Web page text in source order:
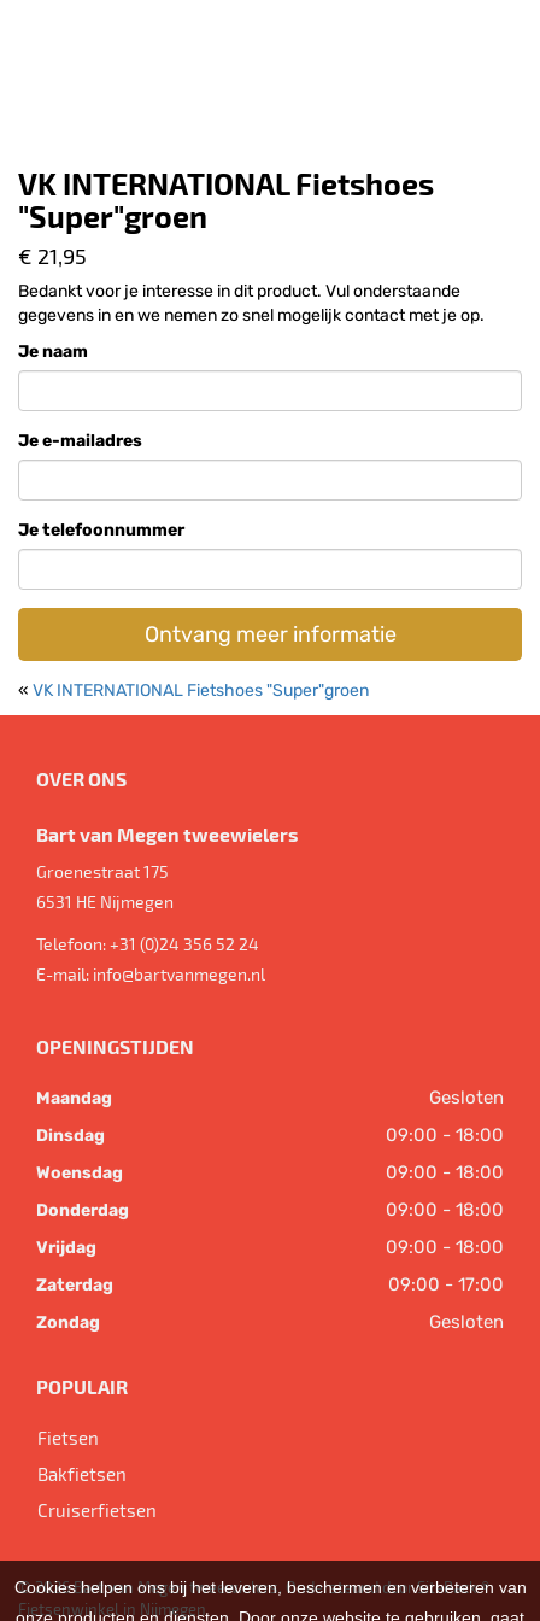
VK INTERNATIONAL Fietshoes
"Super"groen
€ 21,95
Bedankt voor je interesse in dit product. Vul onderstaande
gegevens in en we nemen zo snel mogelijk contact met je op.
Je naam
Je e-mailadres
Je telefoonnummer
Ontvang meer informatie
« VK INTERNATIONAL Fietshoes "Super"groen
OVER ONS
Bart van Megen tweewielers
Groenestraat 175
6531 HE Nijmegen
Telefoon:+31 (0)24 356 52 24
E-mail: info@bartvanmegen.nl
OPENINGSTIJDEN
Maandag Gesloten
Dinsdag 09:00 - 18:00
Woensdag 09:00 - 18:00
Donderdag 09:00 - 18:00
Vrijdag 09:00 - 18:00
Zaterdag 09:00 - 17:00
Zondag Gesloten
POPULAIR
Fietsen
Bakfietsen
Cruiserfietsen
© 2026 Bart van Megen tweewielers. Ondersteund doorSitePack ®
Fietsenwinkel in Nijmegen
Cookies helpen ons bij het leveren, beschermen en verbeteren van